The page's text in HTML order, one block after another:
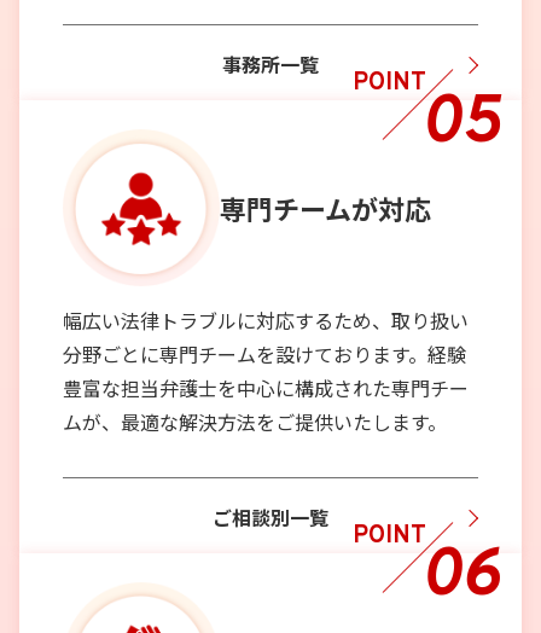
事務所一覧
POINT05
専門チームが対応
幅広い法律トラブルに対応するため、取り扱い
分野ごとに専門チームを設けております。経験
豊富な担当弁護士を中心に構成された専門チー
ムが、最適な解決方法をご提供いたします。
ご相談別一覧
POINT06